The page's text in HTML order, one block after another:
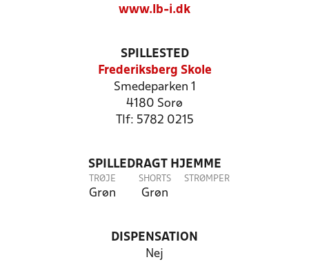
www.lb-i.dk
SPILLESTED
Frederiksberg Skole
Smedeparken 1
4180 Sorø
Tlf: 5782 0215
SPILLEDRAGT HJEMME
TRØJE
Grøn
SHORTS
Grøn
STRØMPER
DISPENSATION
Nej